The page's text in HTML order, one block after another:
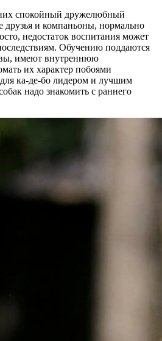
спокойный дружелюбный
друзья и компаньоны, нормально
недостаток воспитания может
Обучению поддаются
имеют внутреннюю
их характер побоями
ка-де-бо лидером и лучшим
надо знакомить с раннего